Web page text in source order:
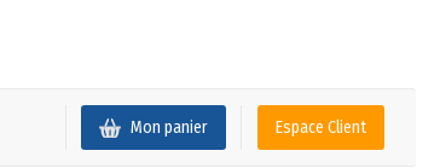
Espace Client
Mon panier